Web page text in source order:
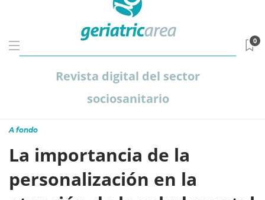
Revista digital del sector
sociosanitario
0
A fondo
La importancia de la
personalización en la